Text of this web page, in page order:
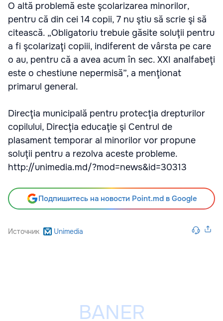
O altă problemă este şcolarizarea minorilor,
pentru că din cei 14 copii, 7 nu ştiu să scrie şi să
citească. „Obligatoriu trebuie găsite soluţii pentru
a fi şcolarizaţi copiii, indiferent de vârsta pe care
o au, pentru că a avea acum în sec. XXI analfabeţi
este o chestiune nepermisă”, a menţionat
primarul general.
Direcţia municipală pentru protecţia drepturilor
copilului, Direcţia educaţie şi Centrul de
plasament temporar al minorilor vor propune
soluţii pentru a rezolva aceste probleme.
http://unimedia.md/?mod=news&id=30313
Подпишитесь на новости Point.md в Google
Источник Unimedia